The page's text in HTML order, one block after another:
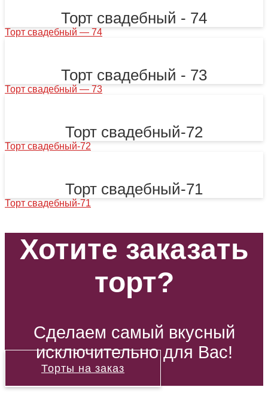
Торт свадебный - 74
Торт свадебный — 74
Торт свадебный - 73
Торт свадебный — 73
Торт свадебный-72
Торт свадебный-72
Торт свадебный-71
Торт свадебный-71
Хотите заказать
торт?
Сделаем самый вкусный
исключительно для Вас!
Торты на заказ